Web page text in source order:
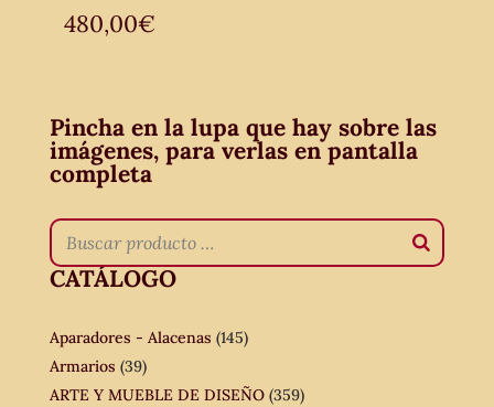
480,00€
Pincha en la lupa que hay sobre las
imágenes, para verlas en pantalla
completa
CATÁLOGO
Aparadores - Alacenas (145)
Armarios (39)
ARTE Y MUEBLE DE DISEÑO (359)